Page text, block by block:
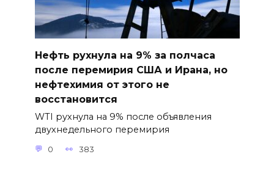
Нефть рухнула на 9% за полчаса
после перемирия США и Ирана, но
нефтехимия от этого не
восстановится
WTI рухнула на 9% после объявления
двухнедельного перемирия
0 383